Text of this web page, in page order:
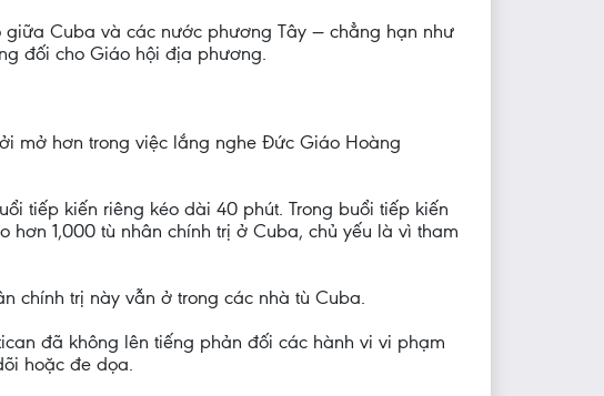
Cuba và các nước phương Tây — chẳng hạn như
đối cho Giáo hội địa phương.
mở hơn trong việc lắng nghe Đức Giáo Hoàng
tiếp kiến riêng kéo dài 40 phút. Trong buổi tiếp kiến
1,000 tù nhân chính trị ở Cuba, chủ yếu là vì tham
chính trị này vẫn ở trong các nhà tù Cuba.
đã không lên tiếng phản đối các hành vi vi phạm
hoặc đe dọa.